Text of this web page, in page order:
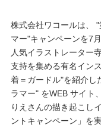
SNSアカウント
プレゼント・キ
メールニュース
株式会社ワコールは、
マー"キャンペーンを7
人気イラストレーター
支持を集める有名イン
着＝ガードル"を紹介し
ラマー" をWEB サイト
りえさんの描き起こし
ントキャンペーン」を